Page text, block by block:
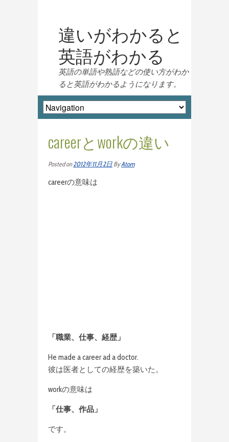
違いがわかると
英語がわかる
英語の単語や熟語などの使い方がわか
ると英語がわかるようになります。
careerとworkの違い
Posted on2012年11月2日 ByAtom
careerの意味は
「職業、仕事、経歴」
He made a career ad a doctor.
彼は医者としての経歴を築いた。
workの意味は
「仕事、作品」
です。